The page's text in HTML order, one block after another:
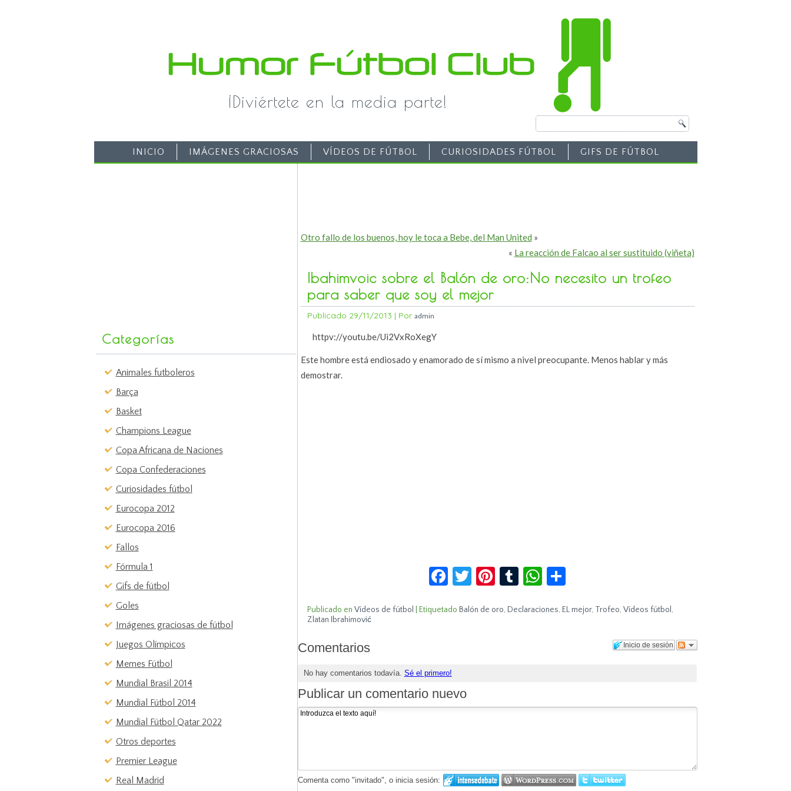
¡Diviértete en la media parte!
INICIO IMÁGENES GRACIOSAS VÍDEOS DE FÚTBOL CURIOSIDADES FÚTBOL GIFS DE FÚTBOL
Categorías
Animales futboleros
Barça
Basket
Champions League
Copa Africana de Naciones
Copa Confederaciones
Curiosidades fútbol
Eurocopa 2012
Eurocopa 2016
Fallos
Fórmula 1
Gifs de fútbol
Goles
Imágenes graciosas de fútbol
Juegos Olímpicos
Memes Fútbol
Mundial Brasil 2014
Mundial Fútbol 2014
Mundial Fútbol Qatar 2022
Otros deportes
Premier League
Real Madrid
Otro fallo de los buenos, hoy le toca a Bebe, del Man United »
« La reacción de Falcao al ser sustituido (viñeta)
Ibahimvoic sobre el Balón de oro:No necesito un trofeo
para saber que soy el mejor
Publicado 29/11/2013 | Por admin
httpv://youtu.be/Ui2VxRoXegY
Este hombre está endiosado y enamorado de sí mismo a nivel preocupante. Menos hablar y más
demostrar.
Facebook
Twitter
Pinterest
TumblrWhatsApp
Publicado en Vídeos de fútbol Etiquetado Balón de oro, Declaraciones, EL mejor, Trofeo, Vídeos fútbol ,
Zlatan Ibrahimović
Inicio de sesión
Comentarios
No hay comentarios todavía. Sé el primero!
Publicar un comentario nuevo
Comenta como "invitado", o inicia sesión: